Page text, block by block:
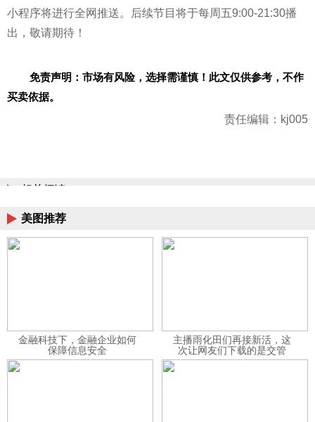
小程序将进行全网推送。后续节目将于每周五9:00-21:30播
出，敬请期待！
免责声明：市场有风险，选择需谨慎！此文仅供参考，不作
买卖依据。
责任编辑：kj005
相关阅读
美图推荐
金融科技下，金融企业如何
保障信息安全
主播雨化田们再接新活，这
次让网友们下载的是交管
12123APP